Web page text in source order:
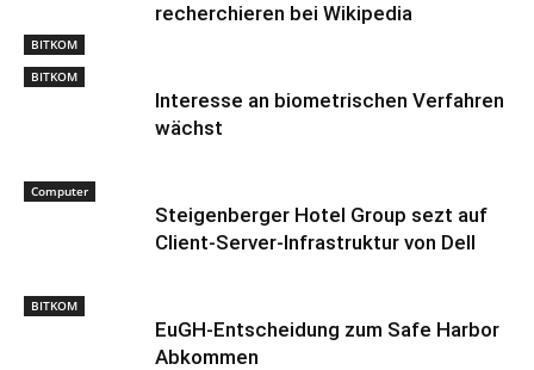
BITKOM
recherchieren bei Wikipedia
BITKOM
Interesse an biometrischen Verfahren
wächst
Computer
Steigenberger Hotel Group sezt auf
Client-Server-Infrastruktur von Dell
BITKOM
EuGH-Entscheidung zum Safe Harbor
Abkommen